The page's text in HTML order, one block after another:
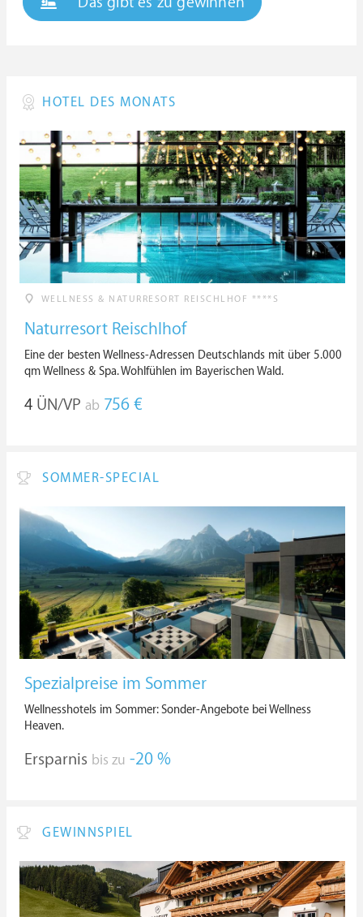
HOTEL DES MONATS
WELLNESS & NATURRESORT REISCHLHOF ****S
Naturresort Reischlhof
Eine der besten Wellness-Adressen Deutschlands mit über 5.000
qm Wellness & Spa. Wohlfühlen im Bayerischen Wald.
4 ÜN/VP ab 756 €
SOMMER-SPECIAL
Spezialpreise im Sommer
Wellnesshotels im Sommer: Sonder-Angebote bei Wellness
Heaven.
Ersparnis bis zu -20 %
GEWINNSPIEL